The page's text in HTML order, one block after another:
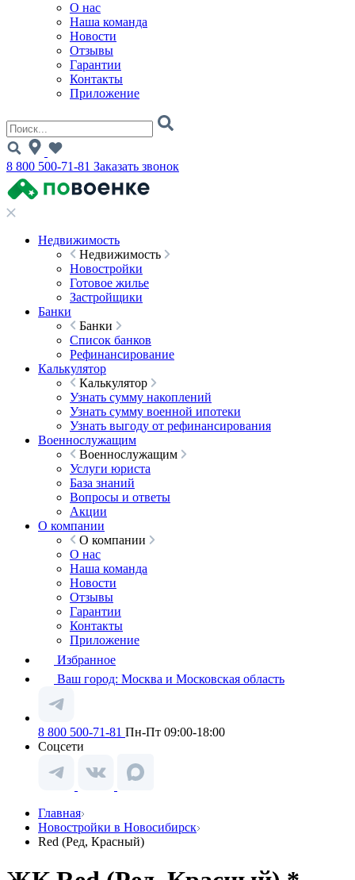
О нас
Наша команда
Новости
Отзывы
Гарантии
Контакты
Приложение
8 800 500-71-81 Заказать звонок
Недвижимость
Недвижимость
Новостройки
Готовое жилье
Застройщики
Банки
Банки
Список банков
Рефинансирование
Калькулятор
Калькулятор
Узнать сумму накоплений
Узнать сумму военной ипотеки
Узнать выгоду от рефинансирования
Военнослужащим
Военнослужащим
Услуги юриста
База знаний
Вопросы и ответы
Акции
О компании
О компании
О нас
Наша команда
Новости
Отзывы
Гарантии
Контакты
Приложение
Избранное
Ваш город: Москва и Московская область
8 800 500-71-81 Пн-Пт 09:00-18:00
Соцсети
Главная
Новостройки в Новосибирск
Red (Ред, Красный)